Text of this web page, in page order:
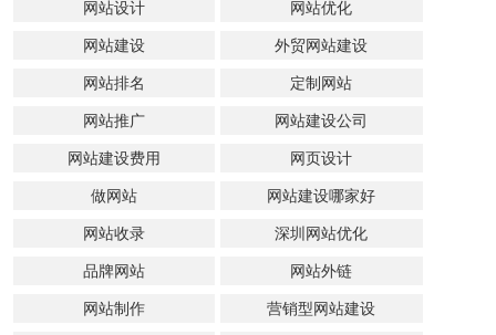
网站设计 网站优化
网站建设 外贸网站建设
网站排名 定制网站
网站推广 网站建设公司
网站建设费用 网页设计
做网站 网站建设哪家好
网站收录 深圳网站优化
品牌网站 网站外链
网站制作 营销型网站建设